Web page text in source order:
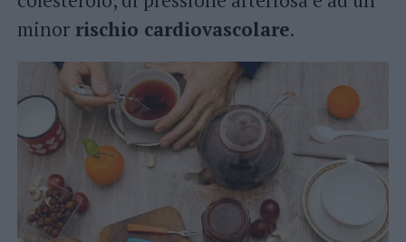
minorrischio cardiovascolare.